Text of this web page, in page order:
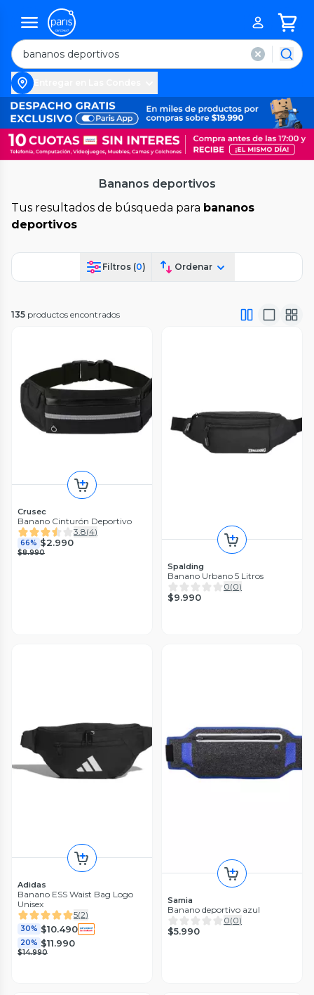
Bananos deportivos
Tus resultados de búsqueda para bananos
deportivos
Filtros (0) Ordenar
135 productos encontrados
Crusec
Banano Cinturón Deportivo
3.8(4)
66% $2.990
$8.990
Spalding
Banano Urbano 5 Litros
0(0)
$9.990
Adidas
Banano ESS Waist Bag Logo
Unisex
5(2)
30% $10.490
20% $11.990
$14.990
Samia
Banano deportivo azul
0(0)
$5.990